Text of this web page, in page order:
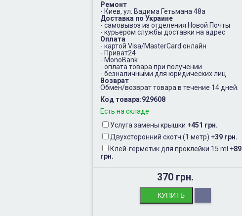
Ремонт
- Киев, ул. Вадима Гетьмана 48а
Доставка по Украине
- самовывоз из отделения Новой Почты
- курьером службы доставки на адрес
Оплата
- картой Visa/MasterCard онлайн
- Приват24
- MonoBank
- оплата товара при получении
- безналичными для юридических лиц
Возврат
Обмен/возврат товара в течение 14 дней.
Код товара:929608
Есть на складе
Услуга замены крышки +451 грн.
Двухсторонний скотч (1 метр) +39 грн.
Клей-герметик для проклейки 15 ml +89
грн.
370 грн.
КУПИТЬ